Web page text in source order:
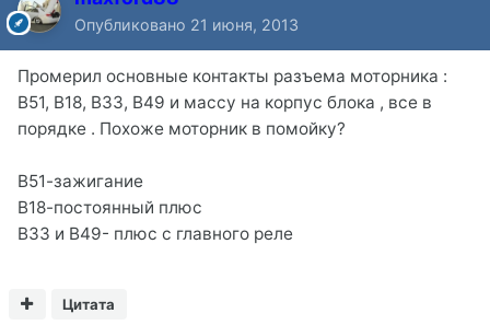
Опубликовано 21 июня, 2013
Промерил основные контакты разъема моторника :
B51, B18, B33, В49 и массу на корпус блока , все в
порядке . Похоже моторник в помойку?
В51-зажигание
В18-постоянный плюс
В33 и В49- плюс с главного реле
Цитата